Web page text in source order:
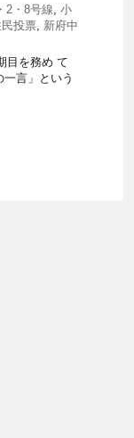
2・8号線, 小
投票, 新府中
⽬を務め て
⾔」という